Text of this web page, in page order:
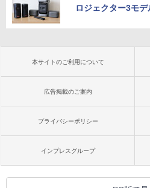
ロジェクター3モ
本サイトのご利用について
広告掲載のご案内
プライバシーポリシー
インプレスグループ